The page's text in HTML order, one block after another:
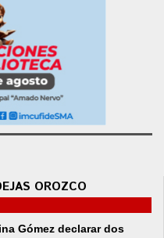
OROZCO
Gómez declarar dos